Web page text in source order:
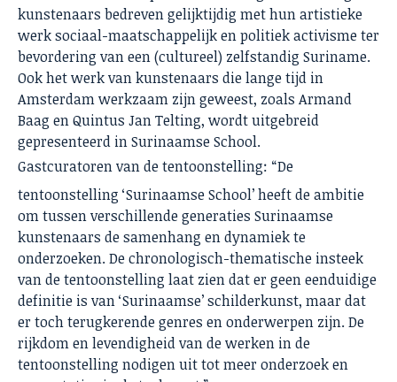
kunstenaars bedreven gelijktijdig met hun artistieke
werk sociaal-maatschappelijk en politiek activisme ter
bevordering van een (cultureel) zelfstandig Suriname.
Ook het werk van kunstenaars die lange tijd in
Amsterdam werkzaam zijn geweest, zoals Armand
Baag en Quintus Jan Telting, wordt uitgebreid
gepresenteerd in Surinaamse School.
Gastcuratoren van de tentoonstelling: “De
tentoonstelling ‘Surinaamse School’ heeft de ambitie
om tussen verschillende generaties Surinaamse
kunstenaars de samenhang en dynamiek te
onderzoeken. De chronologisch-thematische insteek
van de tentoonstelling laat zien dat er geen eenduidige
definitie is van ‘Surinaamse’ schilderkunst, maar dat
er toch terugkerende genres en onderwerpen zijn. De
rijkdom en levendigheid van de werken in de
tentoonstelling nodigen uit tot meer onderzoek en